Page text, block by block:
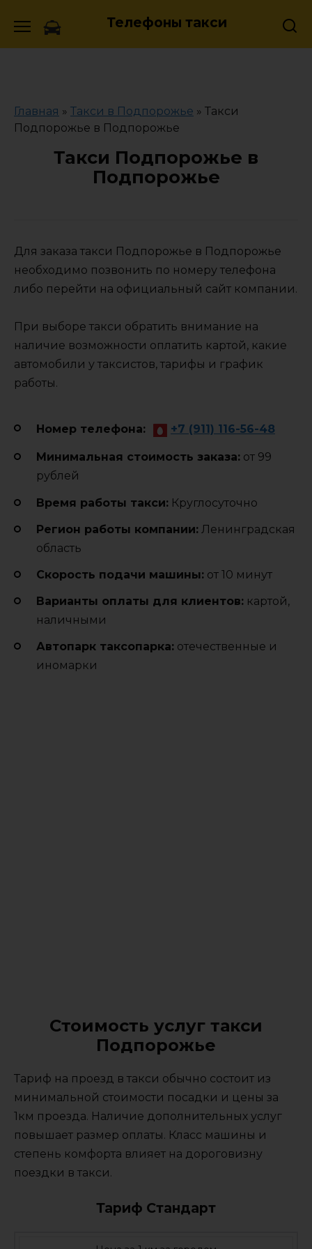
Телефоны такси
Главная » Такси в Подпорожье » Такси
Подпорожье в Подпорожье
Такси Подпорожье в
Подпорожье
Для заказа такси Подпорожье в Подпорожье
необходимо позвонить по номеру телефона
либо перейти на официальный сайт компании.
При выборе такси обратить внимание на
наличие возможности оплатить картой, какие
автомобили у таксистов, тарифы и график
работы.
Номер телефона: +7 (911) 116-56-48
Минимальная стоимость заказа: от 99
рублей
Время работы такси: Круглосуточно
Регион работы компании: Ленинградская
область
Cкорость подачи машины: от 10 минут
Варианты оплаты для клиентов: картой,
наличными
Автопарк таксопарка: отечественные и
иномарки
Стоимость услуг такси
Подпорожье
Тариф на проезд в такси обычно состоит из
минимальной стоимости посадки и цены за
1км проезда. Наличие дополнительных услуг
повышает размер оплаты. Класс машины и
степень комфорта влияет на дороговизну
поездки в такси.
Тариф Стандарт